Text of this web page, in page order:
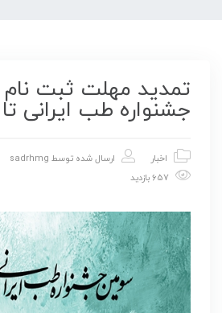
تمدید مهلت ثبت
جشنواره طب ایرانی تا ۵ دی ماه
اخبار ارسال شده توسط sadrhmg